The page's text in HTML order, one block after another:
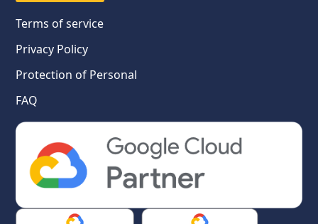
Terms of service
Privacy Policy
Protection of Personal
FAQ